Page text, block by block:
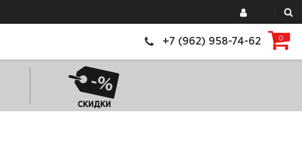
+7 (962) 958-74-62 0
СКИДКИ